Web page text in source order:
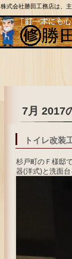
株式会社勝田工務店は、
7月 2017
トイレ改装
杉戸町のＦ様邸
器(洋式)と洗面台